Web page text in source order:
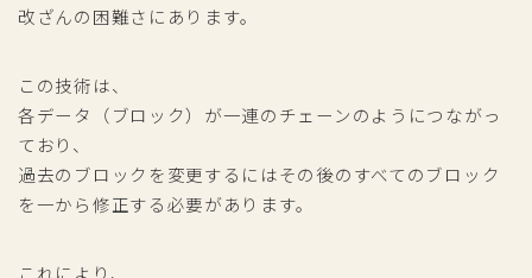
改ざんの困難さにあります。
この技術は、
各データ（ブロック）が一連のチェーンのようにつながっ
ており、
過去のブロックを変更するにはその後のすべてのブロック
を一から修正する必要があります。
これにより、